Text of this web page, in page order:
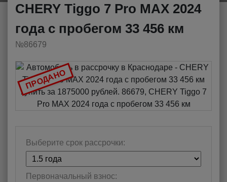
CHERY Tiggo 7 Pro MAX 2024
года с пробегом 33 456 км
№86679
Выберите срок рассрочки:
Первоначальный взнос:
ПРОДАНО